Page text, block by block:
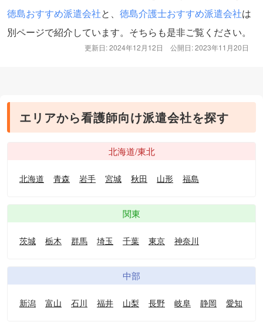
徳島おすすめ派遣会社と、 徳島介護士おすすめ派遣会社は
別ページで紹介しています。そちらも是非ご覧ください。
更新日: 2024年12月12日 公開日: 2023年11月20日
エリアから看護師向け派遣会社を探す
北海道/東北
北海道 青森 岩手 宮城 秋田 山形 福島
関東
茨城 栃木 群馬 埼玉 千葉 東京 神奈川
中部
新潟 富山 石川 福井 山梨 長野 岐阜 静岡 愛知